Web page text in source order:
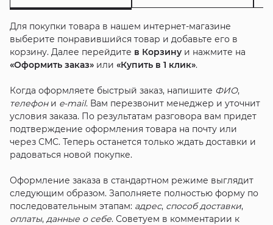
Для покупки товара в нашем интернет-магазине
выберите понравившийся товар и добавьте его в
корзину. Далее перейдите в Корзинуи нажмите на
«Оформить заказ»или «Купить в 1 клик».
Когда оформляете быстрый заказ, напишите ФИО,
телефони e-mail. Вам перезвонит менеджер и уточнит
условия заказа. По результатам разговора вам придет
подтверждение оформления товара на почту или
через СМС. Теперь останется только ждать доставки и
радоваться новой покупке.
Оформление заказа в стандартном режиме выглядит
следующим образом. Заполняете полностью форму по
последовательным этапам: адрес, способ доставки,
оплаты, данные о себе. Советуем в комментарии к